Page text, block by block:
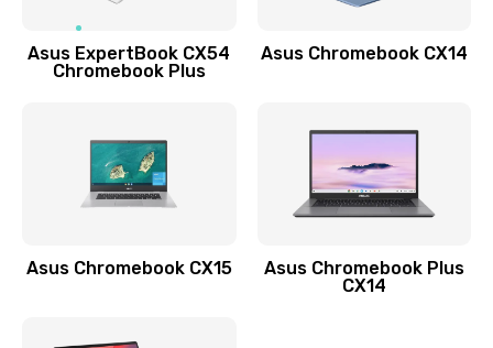
890 руб.
Замена стекла
Замена датчика приближения
Asus ExpertBook CX54
Chromebook Plus
Asus Chromebook CX14
Asus Chromebook CX15
Asus Chromebook Plus
CX14